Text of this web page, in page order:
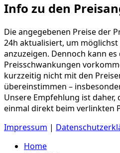
Info zu den
Die angegebenen Preise der
24h aktualisiert, um
anzuzeigen. Dennoch kann es
Preisschwankungen
kurzzeitig nicht mit den
übereinstimmen –
Unsere Empfehlung ist daher,
einmal direkt beim verlinkten
Impressum |
Home